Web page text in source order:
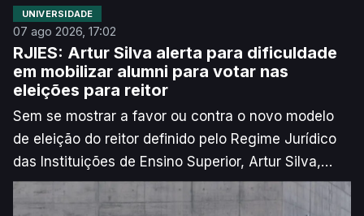
UNIVERSIDADE
07 ago 2026, 17:02
RJIES: Artur Silva alerta para dificuldade
em mobilizar alumni para votar nas
eleições para reitor
Sem se mostrar a favor ou contra o novo modelo
de eleição do reitor definido pelo Regime Jurídico
das Instituições de Ensino Superior, Artur Silva,
novo reitor da Universidade de Aveiro (UA),
manifestou alguma preocupação face à